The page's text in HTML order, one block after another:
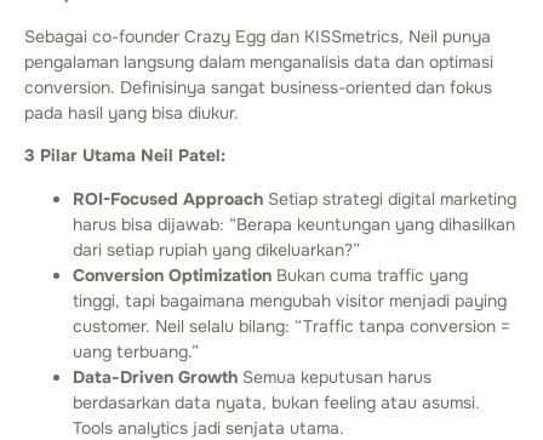
Sebagai co-founder Crazy Egg dan KISSmetrics, Neil punya
pengalaman langsung dalam menganalisis data dan optimasi
conversion. Definisinya sangat business-oriented dan fokus
pada hasil yang bisa diukur.
3 Pilar Utama Neil Patel:
ROI-Focused Approach Setiap strategi digital marketing
harus bisa dijawab: “Berapa keuntungan yang dihasilkan
dari setiap rupiah yang dikeluarkan?”
Conversion Optimization Bukan cuma traffic yang
tinggi, tapi bagaimana mengubah visitor menjadi paying
customer. Neil selalu bilang: “Traffic tanpa conversion =
uang terbuang.”
Data-Driven Growth Semua keputusan harus
berdasarkan data nyata, bukan feeling atau asumsi.
Tools analytics jadi senjata utama.